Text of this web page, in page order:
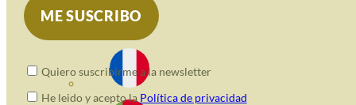
Quiero suscribirme a la newsletter
He leido y acepto la Política de privacidad